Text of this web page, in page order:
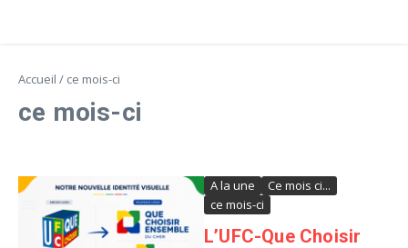
Accueil / ce mois-ci
ce mois-ci
A la une
Ce mois ci...
ce mois-ci
L’UFC-Que Choisir